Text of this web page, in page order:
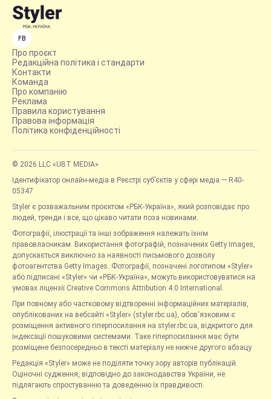
FB
Про проєкт
Редакційна політика і стандарти
Контакти
Команда
Про компанію
Реклама
Правила користування
Правова інформація
Політика конфіденційності
© 2026 LLC «UBT MEDIA»
Ідентифікатор онлайн-медіа в Реєстрі суб’єктів у сфері медіа — R40-
05347
Styler є розважальним проєктом «РБК-Україна», який розповідає про
людей, тренди і все, що цікаво читати поза новинами.
Фотографії, ілюстрації та інші зображення належать їхнім
правовласникам. Використання фотографій, позначених Getty Images,
допускається виключно за наявності письмового дозволу
фотоагентства Getty Images. Фотографії, позначені логотипом «Styler»
або підписані «Styler» чи «РБК-Україна», можуть використовуватися на
умовах ліцензії Creative Commons Attribution 4.0 International.
При повному або частковому відтворенні інформаційних матеріалів,
опублікованих на вебсайті «Styler» (styler.rbc.ua), обов'язковим є
розміщення активного гіперпосилання на styler.rbc.ua, відкритого для
індексації пошуковими системами. Таке гіперпосилання має бути
розміщене безпосередньо в тексті матеріалу не нижче другого абзацу.
Редакція «Styler» може не поділяти точку зору авторів публікацій.
Оціночні судження, відповідно до законодавства України, не
підлягають спростуванню та доведенню їх правдивості.